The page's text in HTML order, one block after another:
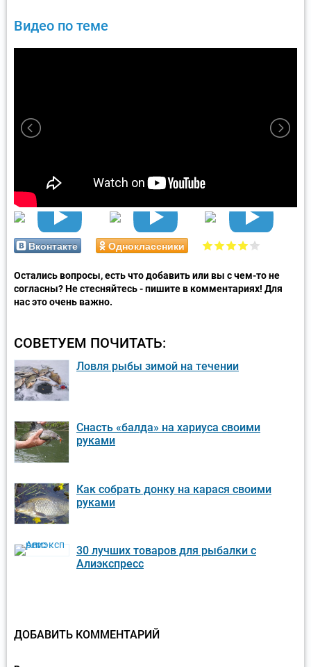
Видео по теме
Вконтакте Одноклассники
Остались вопросы, есть что добавить или вы с чем-то не
согласны? Не стесняйтесь - пишите в комментариях! Для
нас это очень важно.
СОВЕТУЕМ ПОЧИТАТЬ:
Ловля рыбы зимой на течении
Снасть «балда» на хариуса своими
руками
Как собрать донку на карася своими
руками
30 лучших товаров для рыбалки с
Алиэкспресс
ДОБАВИТЬ КОММЕНТАРИЙ